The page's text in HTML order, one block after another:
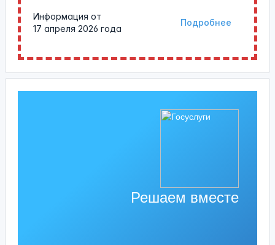
Подробнее
Информация от
17 апреля 2026 года
Решаем вместе